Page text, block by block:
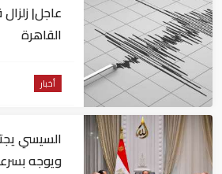
عاجل|
القاهرة
أخبار
السيسي
ويوجه